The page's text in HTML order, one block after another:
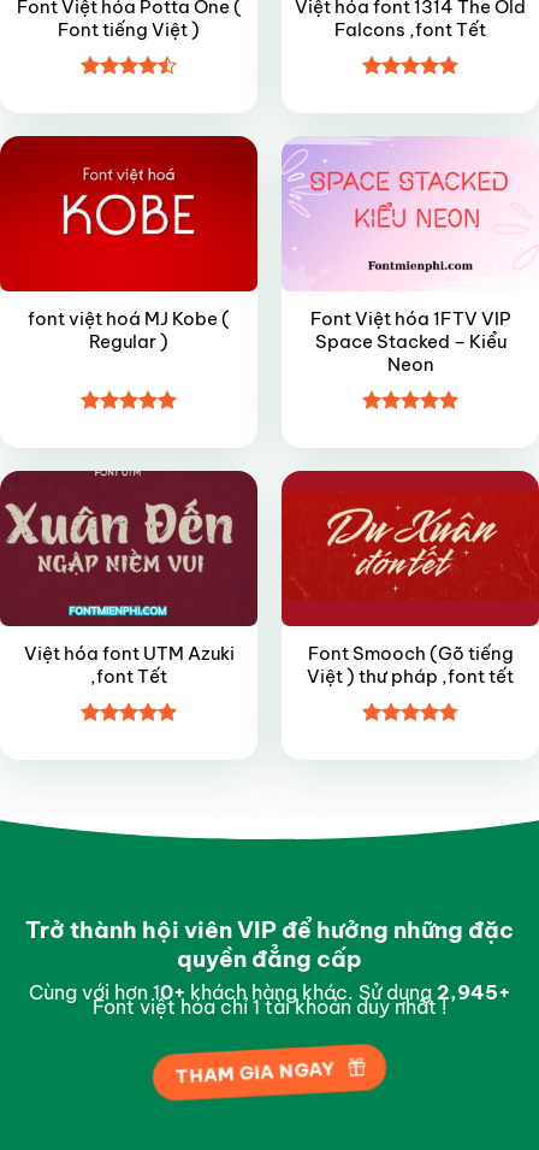
Font Việt hóa Potta One (
Font tiếng Việt )
hạng4.5
5 sao
Việt hóa font 1314 The Old
Falcons ,font Tết
hạng4.95
sao
font việt hoá MJ Kobe (
Regular )
hạng4.95
5 sao
Font Việt hóa 1FTV VIP
Space Stacked – Kiểu
Neon
hạng55
sao
Việt hóa font UTM Azuki
,font Tết
hạng4.95
Font Smooch (Gõ tiếng
Việt ) thư pháp ,font tết
hạng4.85
Trở thành hội viên VIP để hưởng những đặc
quyền đẳng cấp
Cùng với hơn 10+ khách hàng khác. Sử dụng 2,997+
Font việt hóa chỉ 1 tài khoản duy nhất !
THAM GIA NGAY